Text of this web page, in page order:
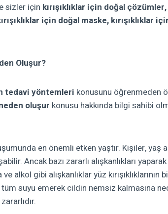
sizler için kırışıklıklar için doğal
için doğal maske, kırışıklıklar
Oluşur?
tedavi yöntemleri konusunu öğrenmeden
neden oluşur konusu hakkında bilgi sahibi
en önemli etken yaştır. Kişiler,
Ancak bazı zararlı alışkanlıkları
alkol gibi alışkanlıklar yüz
suyu emerek cildin nemsiz kalmasına